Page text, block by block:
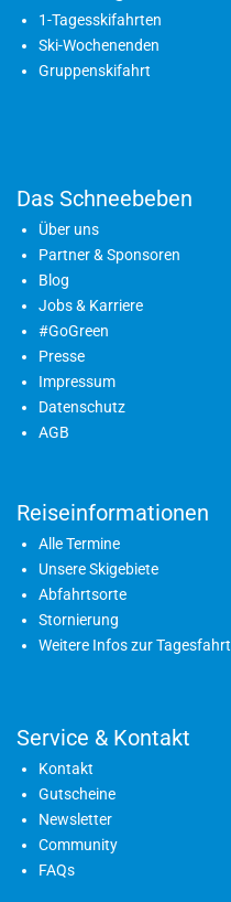
1-Tagesskifahrten
Ski-Wochenenden
Gruppenskifahrt
Das Schneebeben
Über uns
Partner & Sponsoren
Blog
Jobs & Karriere
#GoGreen
Presse
Impressum
Datenschutz
AGB
Reiseinformationen
Alle Termine
Unsere Skigebiete
Abfahrtsorte
Stornierung
Weitere Infos zur Tagesfahrt
Service & Kontakt
Kontakt
Gutscheine
Newsletter
Community
FAQs